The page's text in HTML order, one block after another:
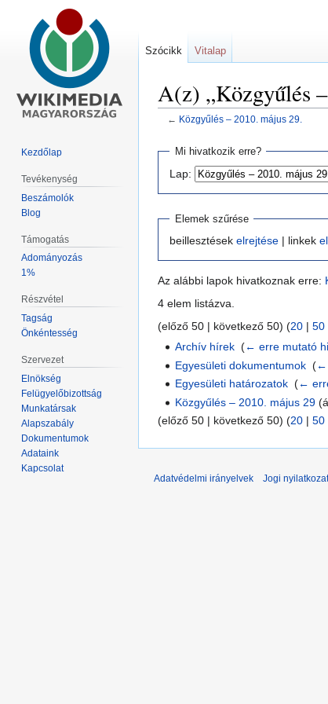
A(z) „Közgyűlés
← Közgyűlés – 2010. május 29.
Ugrás
navigációhoz
Ugrás
kereséshez
Mi hivatkozik erre?
Lap:
Elemek szűrése
beillesztések elrejtése | linkek
Az alábbi lapok hivatkoznak erre:
4 elem listázva.
(előző 50 | következő 50) (20 | 50
Archív hírek ‎(← erre mutató
Egyesületi dokumentumok ‎(←
Egyesületi határozatok ‎(←
Közgyűlés – 2010. május 29
(előző 50 | következő 50) (20 | 50
Szócikk Vitalap
Kezdőlap
Tevékenység
Beszámolók
Blog
Támogatás
Adományozás
1%
Részvétel
Tagság
Önkéntesség
Szervezet
Elnökség
Felügyelőbizottság
Munkatársak
Alapszabály
Dokumentumok
Adataink
Kapcsolat
Adatvédelmi irányelvek
Jogi nyilatkozat